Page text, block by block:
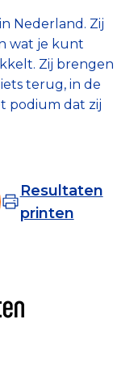
Nederland. Zij
wat je kunt
Zij brengen
terug, in de
podium dat zij
Resultaten
printen